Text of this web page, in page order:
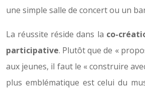
une simple salle de concert ou un
La réussite réside dans la co-
participative. Plutôt que de «
aux jeunes, il faut le « construire
plus emblématique est celui du